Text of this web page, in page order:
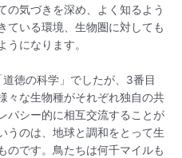
の気づきを深め、よく知るよう
ている環境、生物圏に対しても
になります。
徳の科学」でしたが、3番目
々な生物種がそれぞれ独自の共
パシー的に相互交流することが
うのは、地球と調和をとって生
のです。鳥たちは何千マイルも